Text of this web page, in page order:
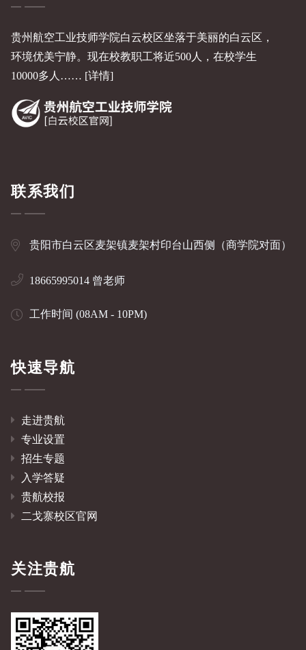
贵州航空工业技师学院白云校区坐落于美丽的白云区，
环境优美宁静。现在校教职工将近500人，在校学生
10000多人…… [详情]
联系我们
贵阳市白云区麦架镇麦架村印台山西侧（商学院对面）
18665995014 曾老师
工作时间 (08AM - 10PM)
快速导航
走进贵航
专业设置
招生专题
入学答疑
贵航校报
二戈寨校区官网
关注贵航